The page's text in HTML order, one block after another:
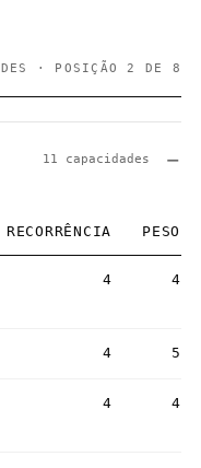
· POSIÇÃO 2 DE 8
11 capacidades
RECORRÊNCIA PESO
4 4
4 5
4 4